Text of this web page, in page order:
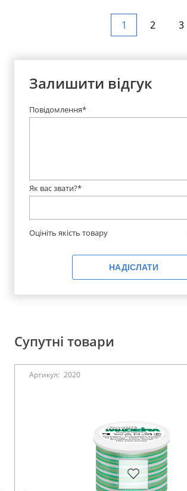
1 2 3
Залишити відгук
Повідомлення*
Як вас звати?*
Оцініть якість товару
НАДІСЛАТИ
Супутні товари
Артикул: 2020